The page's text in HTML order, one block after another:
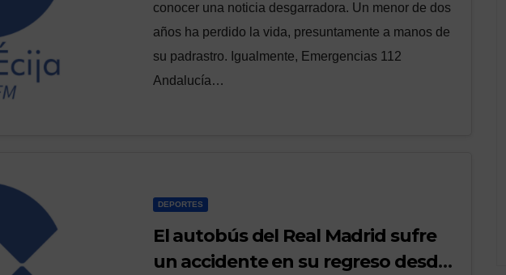
conocer una noticia desgarradora. Un menor de dos
años ha perdido la vida, presuntamente a manos de
su padrastro. Igualmente, Emergencias 112
Andalucía…
DEPORTES
El autobús del Real Madrid sufre
un accidente en su regreso desde